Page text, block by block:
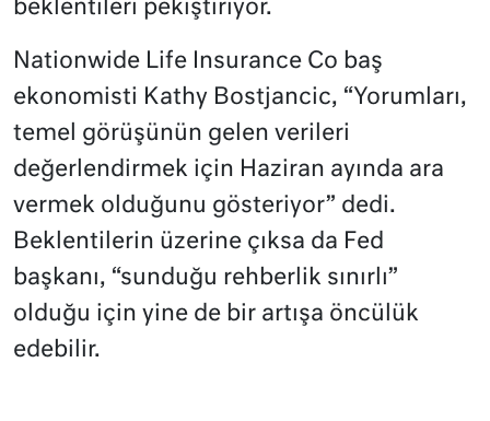
beklentileri pekiştiriyor.
Nationwide Life Insurance Co baş
ekonomisti Kathy Bostjancic, “Yorumları,
temel görüşünün gelen verileri
değerlendirmek için Haziran ayında ara
vermek olduğunu gösteriyor” dedi.
Beklentilerin üzerine çıksa da Fed
başkanı, “sunduğu rehberlik sınırlı”
olduğu için yine de bir artışa öncülük
edebilir.